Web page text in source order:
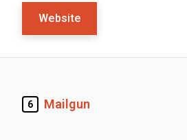
Website
6 Mailgun